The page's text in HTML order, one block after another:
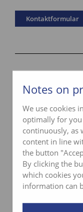
Kontaktformular
Für
Online bestellen
Notes on
We use cookies
optimally for
continuously, as
content in line
the button
By clicking the
which cookies
information can